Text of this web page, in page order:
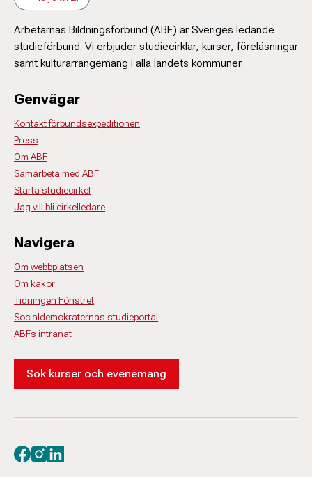
Arbetarnas Bildningsförbund (ABF) är Sveriges ledande
studieförbund. Vi erbjuder studiecirklar, kurser, föreläsningar
samt kulturarrangemang i alla landets kommuner.
Genvägar
Kontakt förbundsexpeditionen
Press
Om ABF
Samarbeta med ABF
Starta studiecirkel
Jag vill bli cirkelledare
Navigera
Om webbplatsen
Om kakor
Tidningen Fönstret
Socialdemokraternas studieportal
ABFs intranät
Sök kurser och evenemang
Besök oss på facebook
Besök oss på instagram
Besök oss på linkedin